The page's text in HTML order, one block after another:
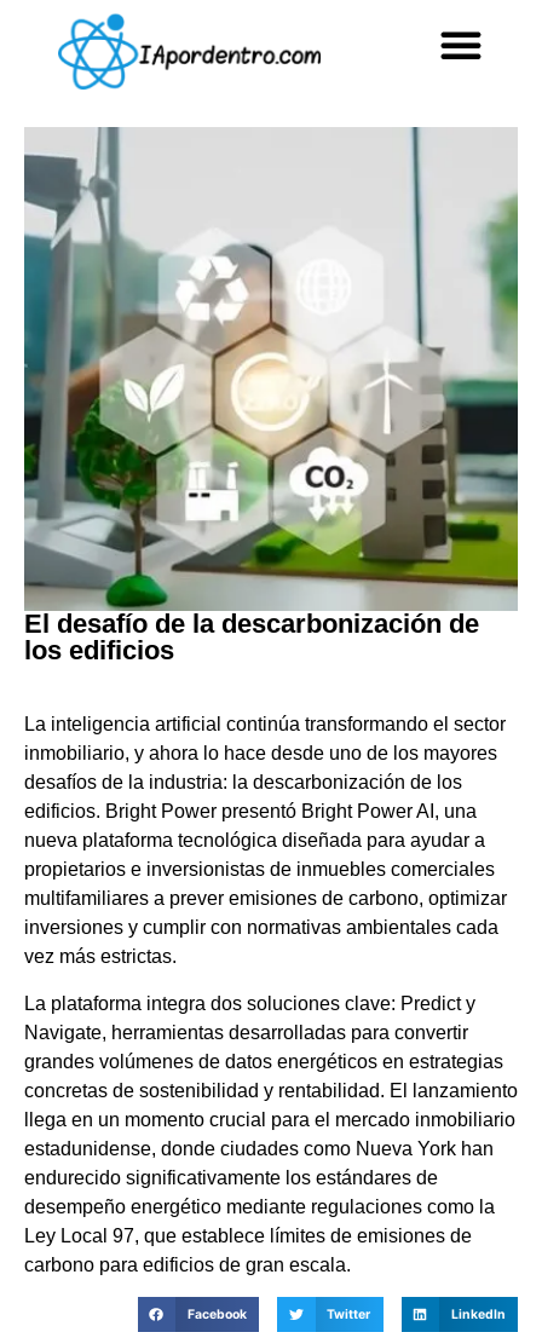
El desafío de la descarbonización de
los edificios
La inteligencia artificial continúa transformando el sector
inmobiliario, y ahora lo hace desde uno de los mayores
desafíos de la industria: la descarbonización de los
edificios. Bright Power presentó Bright Power AI, una
nueva plataforma tecnológica diseñada para ayudar a
propietarios e inversionistas de inmuebles comerciales
multifamiliares a prever emisiones de carbono, optimizar
inversiones y cumplir con normativas ambientales cada
vez más estrictas.
La plataforma integra dos soluciones clave: Predict y
Navigate, herramientas desarrolladas para convertir
grandes volúmenes de datos energéticos en estrategias
concretas de sostenibilidad y rentabilidad. El lanzamiento
llega en un momento crucial para el mercado inmobiliario
estadunidense, donde ciudades como Nueva York han
endurecido significativamente los estándares de
desempeño energético mediante regulaciones como la
Ley Local 97, que establece límites de emisiones de
carbono para edificios de gran escala.
Facebook Twitter LinkedIn